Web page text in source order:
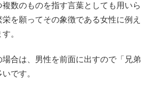
数のものを指す言葉としても用いら
を願ってその象徴である女性に例え
。
合は、男性を前面に出すので「兄弟
です。